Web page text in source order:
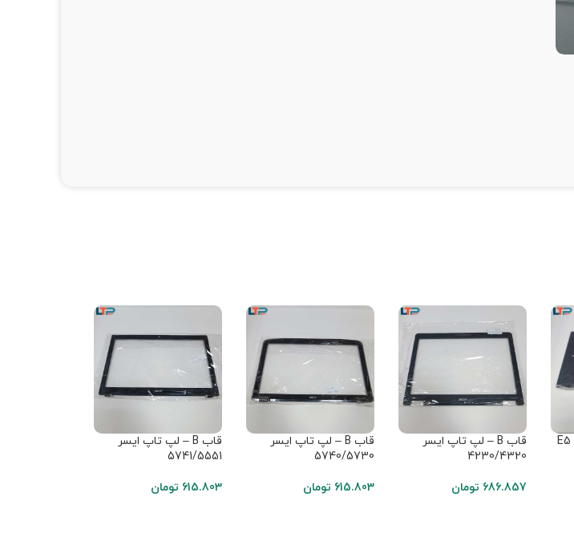
قاب A – لپ تاپ ایسر E5
قاب B – لپ تاپ ایسر
4230/4320
686.857 تومان
قاب B – لپ تاپ ایسر
5740/5730
615.803 تومان
قاب B – لپ تاپ ایسر
5741/5551
615.803 تومان